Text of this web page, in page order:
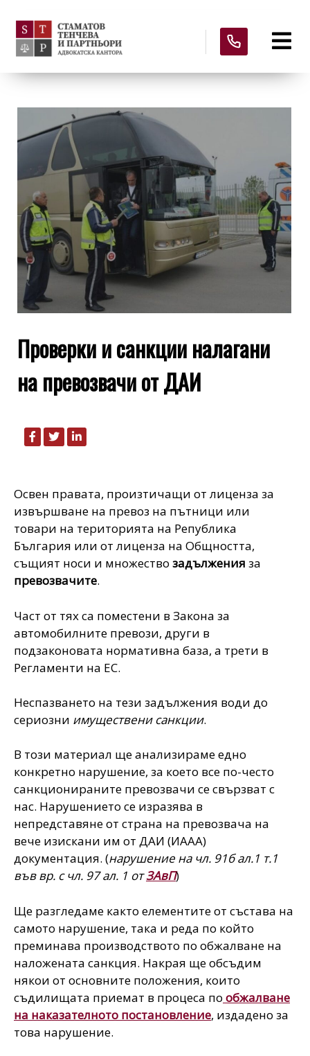
Проверки и санкции налагани
на превозвачи от ДАИ
Освен правата, произтичащи от лиценза за
извършване на превоз на пътници или
товари на територията на Република
България или от лиценза на Общността,
същият носи и множество задължения за
превозвачите.
Част от тях са поместени в Закона за
автомобилните превози, други в
подзаконовата нормативна база, а трети в
Регламенти на ЕС.
Неспазването на тези задължения води до
сериозни имуществени санкции.
В този материал ще анализираме едно
конкретно нарушение, за което все по-често
санкционираните превозвачи се свързват с
нас. Нарушението се изразява в
непредставяне от страна на превозвача на
вече изискани им от ДАИ (ИААА)
документация. (нарушение на чл. 91б ал.1 т.1
във вр. с чл. 97 ал. 1 отЗАвП)
Ще разгледаме както елементите от състава на
самото нарушение, така и реда по който
преминава производството по обжалване на
наложената санкция. Накрая ще обсъдим
някои от основните положения, които
съдилищата приемат в процеса по обжалване
на наказателното постановление, издадено за
това нарушение.